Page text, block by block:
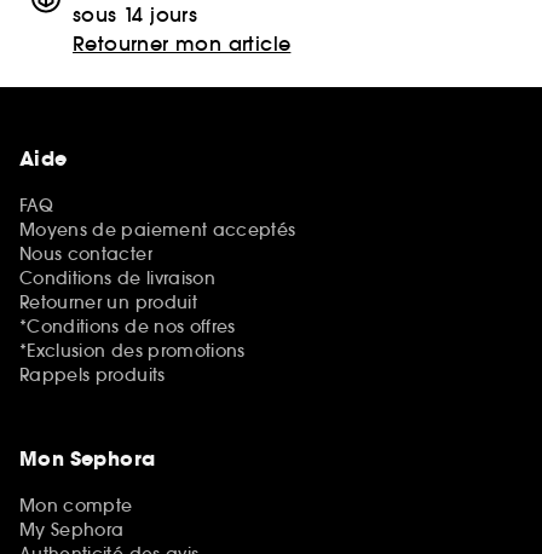
sous 14 jours
Retourner mon article
Aide
FAQ
Moyens de paiement acceptés
Nous contacter
Conditions de livraison
Retourner un produit
*Conditions de nos offres
*Exclusion des promotions
Rappels produits
Mon Sephora
Mon compte
My Sephora